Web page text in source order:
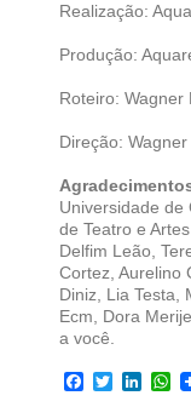
Realização:
Produção:
Roteiro: Wagner
Direção:
Universidade de
de Teatro e
Delfim Leão,
Cortez, Aurelino
Diniz, Lia Testa,
Ecm, Dora
a você.
F
T
L
W